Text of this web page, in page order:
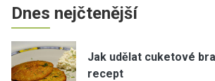
Dnes nejčtenější
Jak udělat cuketové
recept